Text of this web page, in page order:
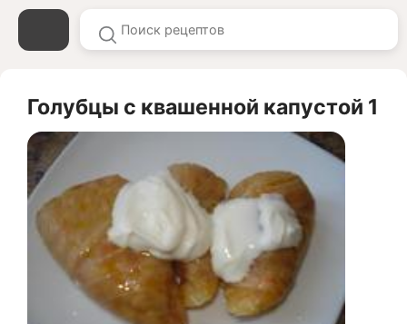
Голубцы с квашенной капустой 1